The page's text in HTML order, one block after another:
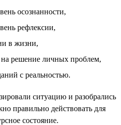
осознанности,
рефлексии,
в жизни,
на решение личных проблем,
с реальностью.
ситуацию и разобрались
правильно действовать для
состояние.